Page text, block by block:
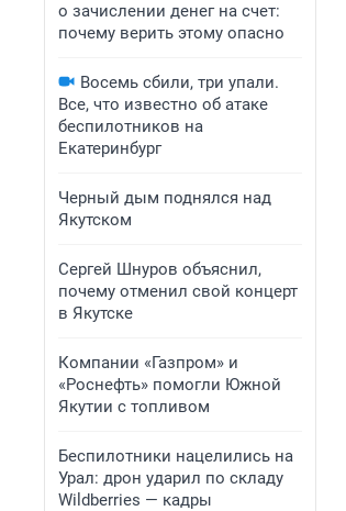
о зачислении денег на счет:
почему верить этому опасно
Восемь сбили, три упали.
Все, что известно об атаке
беспилотников на
Екатеринбург
Черный дым поднялся над
Якутском
Сергей Шнуров объяснил,
почему отменил свой концерт
в Якутске
Компании «Газпром» и
«Роснефть» помогли Южной
Якутии с топливом
Беспилотники нацелились на
Урал: дрон ударил по складу
Wildberries — кадры